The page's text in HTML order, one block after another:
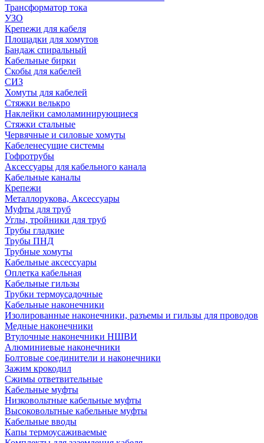
Трансформатор тока
УЗО
Крепежи для кабеля
Площадки для хомутов
Бандаж спиральный
Кабельные бирки
Cкобы для кабелей
СИЗ
Хомуты для кабелей
Стяжки велькро
Наклейки самоламинирующиеся
Стяжки стальные
Червячные и силовые хомуты
Кабеленесущие системы
Гофротрубы
Аксессуары для кабельного канала
Кабельные каналы
Крепежи
Металлорукова, Аксессуары
Муфты для труб
Углы, тройники для труб
Трубы гладкие
Трубы ПНД
Трубные хомуты
Кабельные аксессуары
Оплетка кабельная
Кабельные гильзы
Трубки термоусадочные
Кабельные наконечники
Изолированные наконечники, разъемы и гильзы для проводов
Медные наконечники
Втулочные наконечники НШВИ
Алюминиевые наконечники
Болтовые соединители и наконечники
Зажим крокодил
Сжимы ответвительные
Кабельные муфты
Низковольтные кабельные муфты
Высоковольтные кабельные муфты
Кабельные вводы
Капы термоусаживаемые